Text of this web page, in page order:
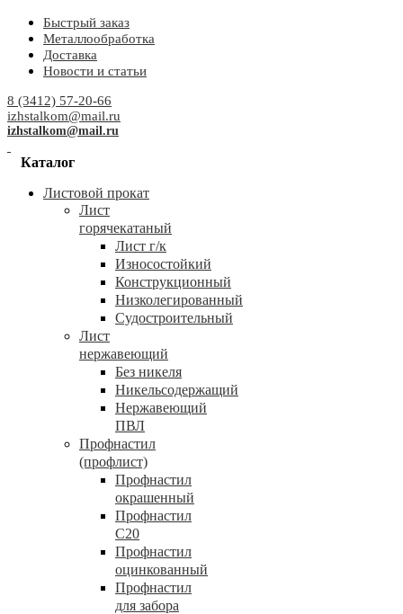
Быстрый заказ
Металлообработка
Доставка
Новости и статьи
8 (3412) 57-20-66
izhstalkom@mail.ru
izhstalkom@mail.ru
Каталог
Листовой прокат
Лист
горячекатаный
Лист г/к
Износостойкий
Конструкционный
Низколегированный
Судостроительный
Лист
нержавеющий
Без никеля
Никельсодержащий
Нержавеющий
ПВЛ
Профнастил
(профлист)
Профнастил
окрашенный
Профнастил
С20
Профнастил
оцинкованный
Профнастил
для забора